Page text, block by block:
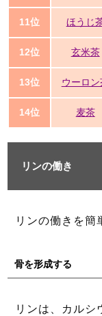
11位 ほうじ
12位 玄米茶
13位 ウーロン
14位 麦茶
リンの働き
リンの働きを簡
骨を形成する
リンは、カルシ